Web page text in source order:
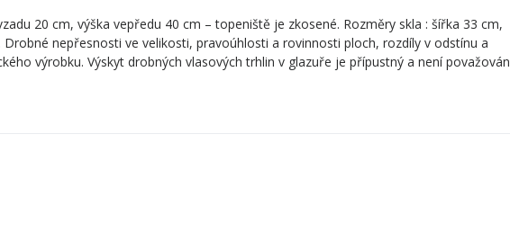
20 cm, výška vepředu 40 cm – topeniště je zkosené. Rozměry skla : šířka 33 cm,
nepřesnosti ve velikosti, pravoúhlosti a rovinnosti ploch, rozdíly v odstínu a
výrobku. Výskyt drobných vlasových trhlin v glazuře je přípustný a není považován